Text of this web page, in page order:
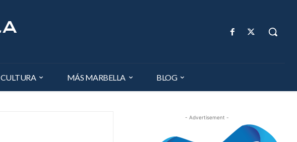
CULTURA MÁS MARBELLA BLOG
- Advertisement -